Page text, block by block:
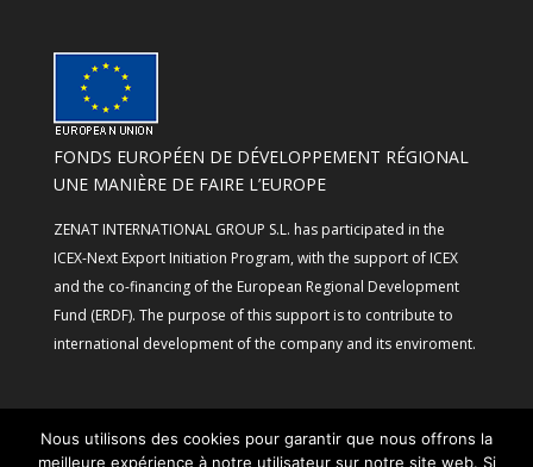
FONDS EUROPÉEN DE DÉVELOPPEMENT RÉGIONAL
UNE MANIÈRE DE FAIRE L’EUROPE
ZENAT INTERNATIONAL GROUP S.L. has participated in the
ICEX-Next Export Initiation Program, with the support of ICEX
and the co-financing of the European Regional Development
Fund (ERDF). The purpose of this support is to contribute to
international development of the company and its enviroment.
Nous utilisons des cookies pour garantir que nous offrons la
meilleure expérience à notre utilisateur sur notre site web. Si